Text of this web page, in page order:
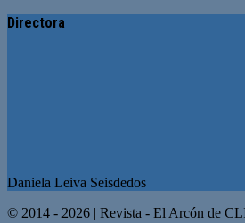
Directora
Daniela Leiva Seisdedos
© 2014 - 2026 | Revista - El Arcón de